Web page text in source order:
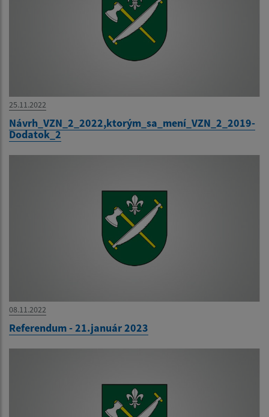
25.11.2022
Návrh_VZN_2_2022,ktorým_sa_mení_VZN_2_2019-
Dodatok_2
08.11.2022
Referendum - 21.január 2023